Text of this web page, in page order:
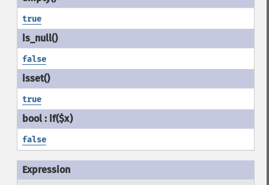
true
false
true
false